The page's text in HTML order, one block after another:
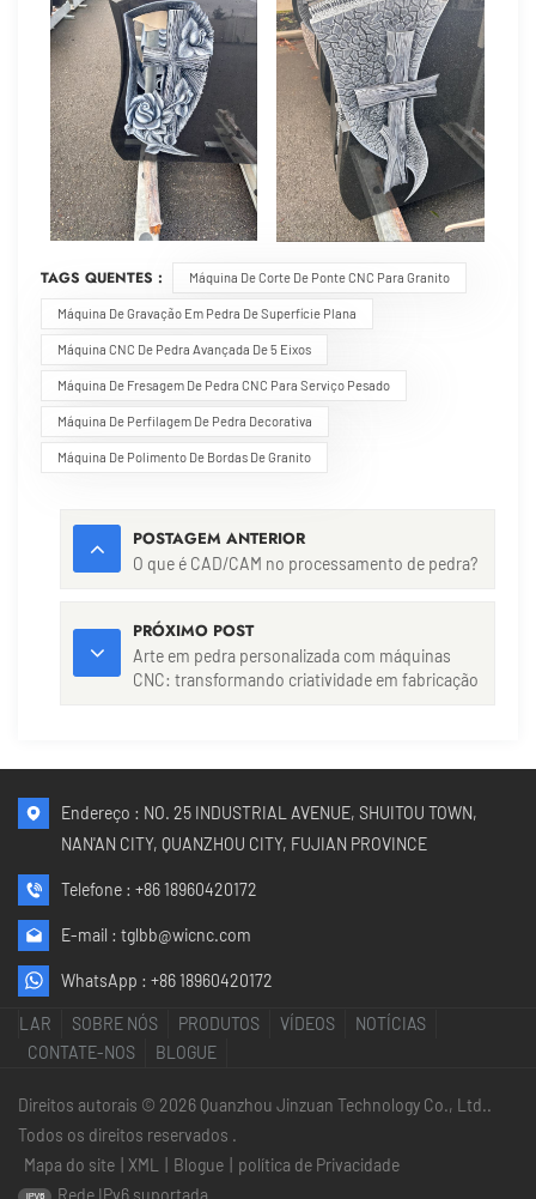
TAGS QUENTES : Máquina De Corte De Ponte CNC Para Granito
Máquina De Gravação Em Pedra De Superfície Plana
Máquina CNC De Pedra Avançada De 5 Eixos
Máquina De Fresagem De Pedra CNC Para Serviço Pesado
Máquina De Perfilagem De Pedra Decorativa
Máquina De Polimento De Bordas De Granito
POSTAGEM ANTERIOR
O que é CAD/CAM no processamento de pedra?
PRÓXIMO POST
Arte em pedra personalizada com máquinas
CNC: transformando criatividade em fabricação
Endereço : NO. 25 INDUSTRIAL AVENUE, SHUITOU TOWN,
NAN'AN CITY, QUANZHOU CITY, FUJIAN PROVINCE
Telefone : +86 18960420172
E-mail : tglbb@wicnc.com
WhatsApp : +86 18960420172
LAR SOBRE NÓS PRODUTOS VÍDEOS
NOTÍCIAS
CONTATE-NOS
BLOGUE
Direitos autorais © 2026 Quanzhou Jinzuan Technology Co., Ltd..
Todos os direitos reservados .
Mapa do site
XML Blogue
política de Privacidade
Rede IPv6 suportada